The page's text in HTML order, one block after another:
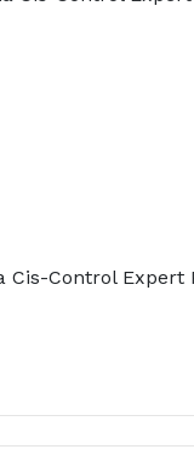
Cis-Control Expert